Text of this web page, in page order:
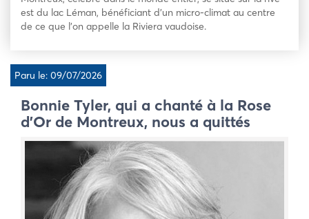
est du lac Léman, bénéficiant d’un micro-climat au centre
de ce que l’on appelle la Riviera vaudoise.
Paru le: 09/07/2026
Bonnie Tyler, qui a chanté à la Rose
d’Or de Montreux, nous a quittés